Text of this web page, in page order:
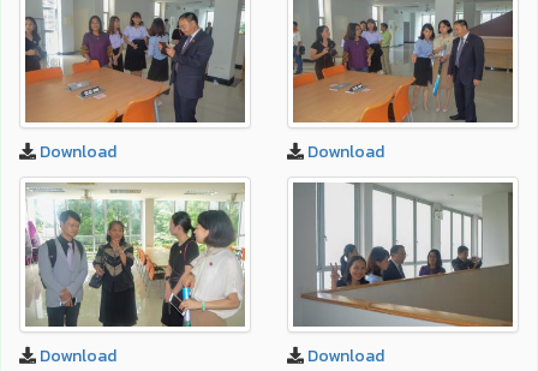
Download Download
Download Download